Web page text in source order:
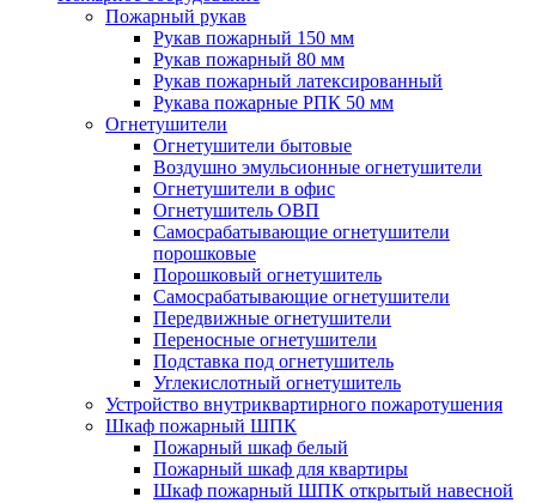
Пожарный рукав
Рукав пожарный 150 мм
Рукав пожарный 80 мм
Рукав пожарный латексированный
Рукава пожарные РПК 50 мм
Огнетушители
Огнетушители бытовые
Воздушно эмульсионные огнетушители
Огнетушители в офис
Огнетушитель ОВП
Самосрабатывающие огнетушители
порошковые
Порошковый огнетушитель
Самосрабатывающие огнетушители
Передвижные огнетушители
Переносные огнетушители
Подставка под огнетушитель
Углекислотный огнетушитель
Устройство внутриквартирного пожаротушения
Шкаф пожарный ШПК
Пожарный шкаф белый
Пожарный шкаф для квартиры
Шкаф пожарный ШПК открытый навесной